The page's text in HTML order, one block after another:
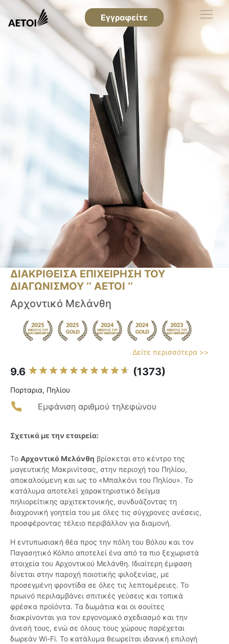
Εγγραφείτε
ΔΙΑΚΡΙΘΕΙΣΑ ΕΠΙΧΕΙΡΗΣΗ ΤΟΥ
ΔΙΑΓΩΝΙΣΜΟΥ ‘’ ΑΕΤΟΙ ‘’
Αρχοντικό Μελάνθη
Δείτε περισσότερα >>
9.6 (1373)
Πορταρια, Πηλίου
Εμφάνιση αριθμού τηλεφώνου
Σχετικά με την εταιρεία:
Το Αρχοντικό Μελάνθη βρίσκεται στο κέντρο της
μαγευτικής Μακρινίτσας, στην περιοχή του Πηλίου,
αποκαλούμενη και ως το «Μπαλκόνι του Πηλίου». Το
κατάλυμα αποτελεί χαρακτηριστικό δείγμα
πηλιορείτικης αρχιτεκτονικής, συνδυάζοντας τη
διαχρονική γοητεία του με όλες τις σύγχρονες ανέσεις,
προσφέροντας τέλειο περιβάλλον για διαμονή.
Η εντυπωσιακή θέα προς την πόλη του Βόλου και τον
Παγασητικό Κόλπο αποτελεί ένα από τα πιο ξεχωριστά
στοιχεία του Αρχοντικού Μελάνθη. Ιδιαίτερη έμφαση
δίνεται στην παροχή ποιοτικής φιλοξενίας, με
προσεγμένη φροντίδα σε όλες τις λεπτομέρειες. Το
πρωινό περιλαμβάνει σπιτικές γεύσεις και τοπικά
φρέσκα προϊόντα. Τα δωμάτια και οι σουίτες
διακρίνονται για τον εργονομικό σχεδιασμό και την
άνεσή τους, ενώ σε όλους τους χώρους παρέχεται
δωρεάν Wi-Fi. Το κατάλυμα θεωρείται ιδανική επιλογή